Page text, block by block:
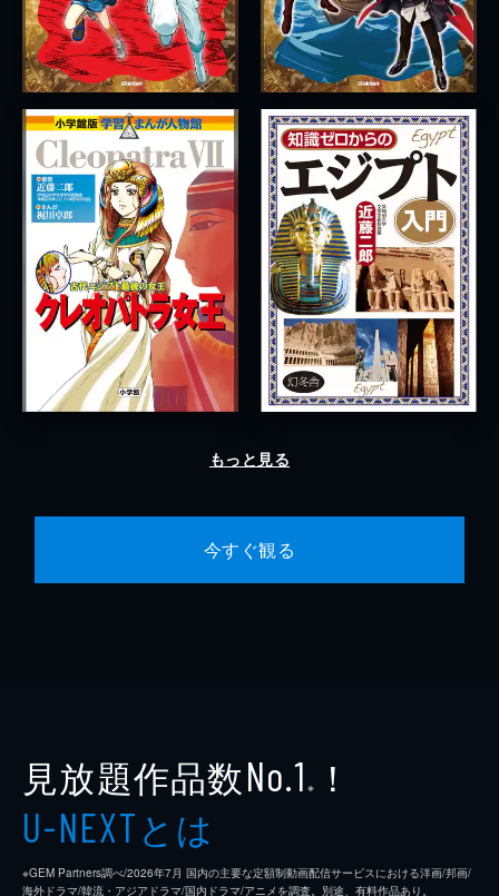
もっと見る
今すぐ観る
見放題作品数No.1 ※ ！
U-NEXTとは
※GEM Partners調べ/2026年7⽉ 国内の主要な定額制動画配信サービスにおける洋画/邦画/
海外ドラマ/韓流・アジアドラマ/国内ドラマ/アニメを調査。別途、有料作品あり。